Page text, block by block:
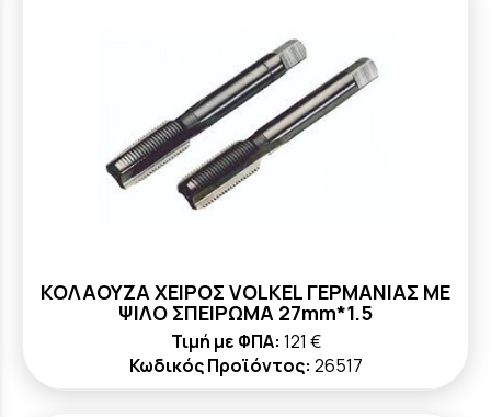
ΚΟΛΑΟΥΖΑ ΧΕΙΡΟΣ VOLKEL ΓΕΡΜΑΝΙΑΣ ΜΕ
ΨΙΛΟ ΣΠΕΙΡΩΜΑ 27mm*1.5
Τιμή με ΦΠΑ: 121 €
Κωδικός Προϊόντος: 26517